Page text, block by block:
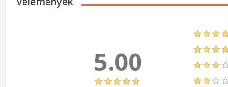
5.00